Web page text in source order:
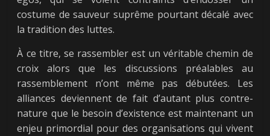
costume de sauveur suprême pourtant décalé avec
la tradition des luttes.
À ce titre, se rassembler est un véritable chemin de
croix alors que les discussions préalables au
rassemblement n’ont même pas débutées. Les
alliances deviennent de fait d’autant plus contre-
nature que le besoin d’existence est maintenant un
enjeu primordial pour des organisations qui vivent